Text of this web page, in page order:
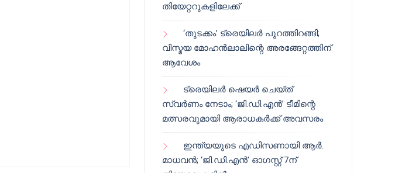
തിയേറ്ററുകളിലേക്ക്
‘തുടക്കം’ ട്രെയിലർ പുറത്തിറങ്ങി;
വിസ്മയ മോഹൻലാലിന്റെ അരങ്ങേറ്റത്തിന്
ആവേശം
ട്രെയിലർ ഷെയർ ചെയ്‌ത്
സ്വർണം നേടാം; ‘ജി.ഡി.എൻ’ ടീമിന്റെ
മത്സരവുമായി ആരാധകർക്ക് അവസരം
ഇന്ത്യയുടെ എഡിസണായി ആർ.
മാധവൻ; ‘ജി.ഡി.എൻ’ ഓഗസ്റ്റ് 7ന്